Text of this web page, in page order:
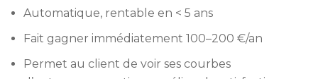
Automatique, rentable en < 5 ans
Fait gagner immédiatement 100–200 €/an
Permet au client de voir ses courbes